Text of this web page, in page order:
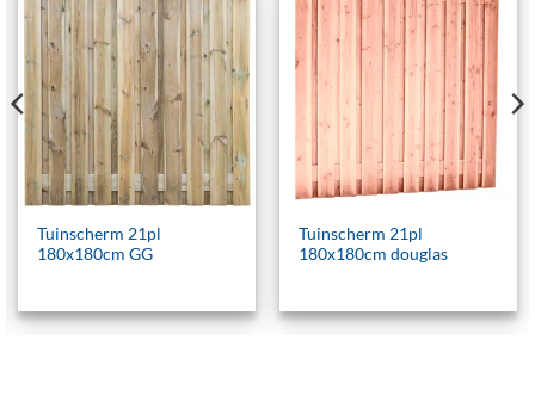
Tuinscherm 21pl
180x180cm GG
Tuinscherm 21pl
180x180cm douglas